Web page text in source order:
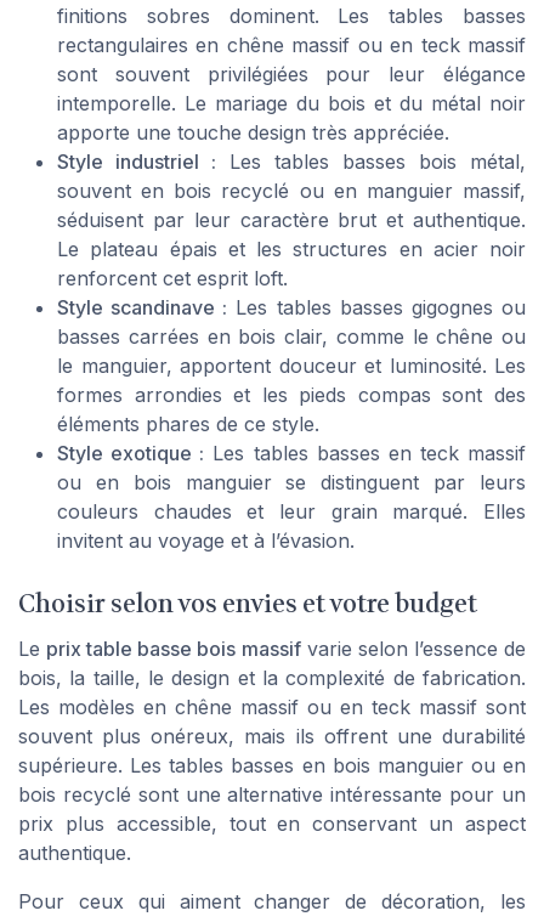
finitions sobres dominent. Les tables basses
rectangulaires en chêne massif ou en teck massif
sont souvent privilégiées pour leur élégance
intemporelle. Le mariage du bois et du métal noir
apporte une touche design très appréciée.
Style industriel : Les tables basses bois métal,
souvent en bois recyclé ou en manguier massif,
séduisent par leur caractère brut et authentique.
Le plateau épais et les structures en acier noir
renforcent cet esprit loft.
Style scandinave : Les tables basses gigognes ou
basses carrées en bois clair, comme le chêne ou
le manguier, apportent douceur et luminosité. Les
formes arrondies et les pieds compas sont des
éléments phares de ce style.
Style exotique : Les tables basses en teck massif
ou en bois manguier se distinguent par leurs
couleurs chaudes et leur grain marqué. Elles
invitent au voyage et à l’évasion.
Choisir selon vos envies et votre budget
Le prix table basse bois massifvarie selon l’essence de
bois, la taille, le design et la complexité de fabrication.
Les modèles en chêne massif ou en teck massif sont
souvent plus onéreux, mais ils offrent une durabilité
supérieure. Les tables basses en bois manguier ou en
bois recyclé sont une alternative intéressante pour un
prix plus accessible, tout en conservant un aspect
authentique.
Pour ceux qui aiment changer de décoration, les